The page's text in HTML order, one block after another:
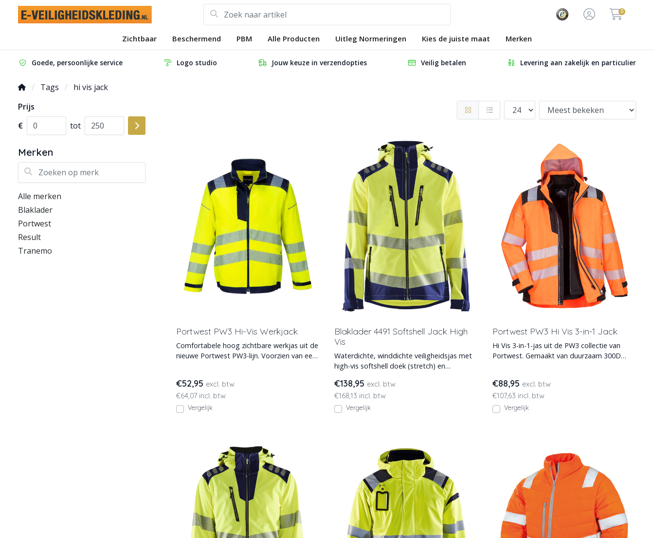
0
Zichtbaar Beschermend PBM Alle Producten Uitleg Normeringen Kies de juiste maat Merken
Goede, persoonlijke service Logo studio Jouw keuze in verzendopties Veilig betalen Levering aan zakelijk en particulier
Tags
hi vis jack
Prijs
€
tot
Merken
Zoeken op merk
Alle merken
Blaklader
Portwest
Result
Tranemo
Portwest PW3 Hi-Vis Werkjack
Comfortabele hoog zichtbare werkjas uit de
nieuwe Portwest PW3-lijn. Voorzien van een
€52,95 excl. btw
€64,07 incl. btw
Vergelijk
Blaklader 4491 Softshell Jack High
Vis
Waterdichte, winddichte veiligheidsjas met
high-vis softshell doek (stretch) en
€138,95 excl. btw
€168,13 incl. btw
Vergelijk
Portwest PW3 Hi Vis 3-in-1 Jack
Hi Vis 3-in-1-jas uit de PW3 collectie van
Portwest. Gemaakt van duurzaam 300D
€88,95 excl. btw
€107,63 incl. btw
Vergelijk